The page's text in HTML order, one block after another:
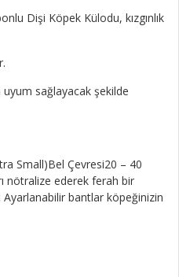
Dişi Köpek Külodu, kızgınlık
sağlayacak şekilde
Small)Bel Çevresi20 – 40
nötralize ederek ferah bir
Ayarlanabilir bantlar köpeğinizin